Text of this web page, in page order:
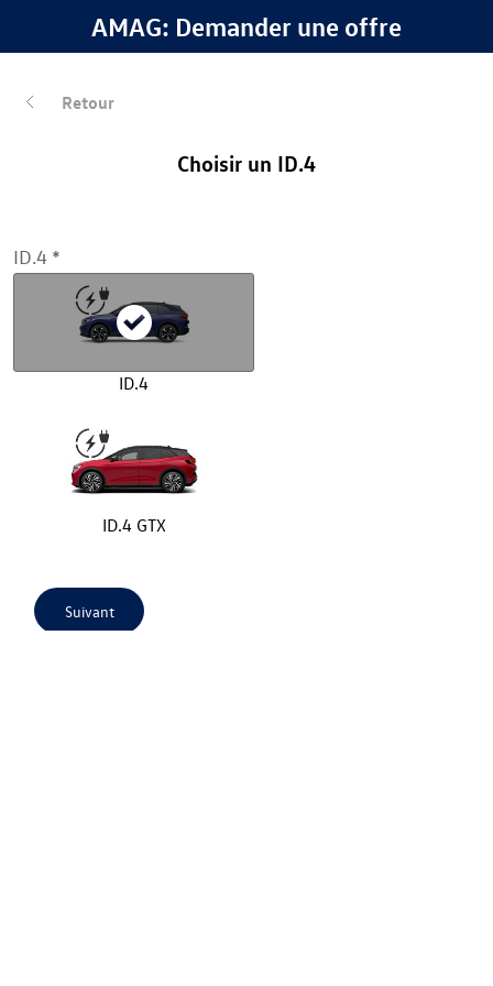
AMAG: Demander une offre
Retour
Choisir un ID.4
ID.4
ID.4
ID.4 GTX
Suivant